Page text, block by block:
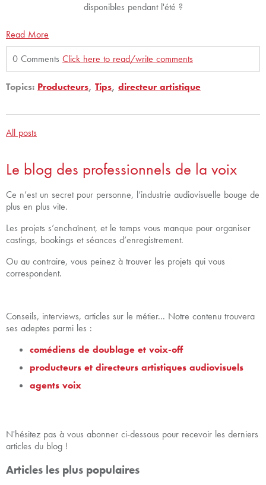
disponibles pendant l'été ?
Read More
0 Comments Click here to read/write comments
Topics: Producteurs, Tips, directeur artistique
All posts
Le blog des professionnels de la voix
Ce n’est un secret pour personne, l’industrie audiovisuelle bouge de
plus en plus vite.
Les projets s’enchaînent, et le temps vous manque pour organiser
castings, bookings et séances d’enregistrement.
Ou au contraire, vous peinez à trouver les projets qui vous
correspondent.
Conseils, interviews, articles sur le métier... Notre contenu trouvera
ses adeptes parmi les :
comédiens de doublage et voix-off
producteurs et directeurs artistiques audiovisuels
agents voix
N'hésitez pas à vous abonner ci-dessous pour recevoir les derniers
articles du blog !
Articles les plus populaires